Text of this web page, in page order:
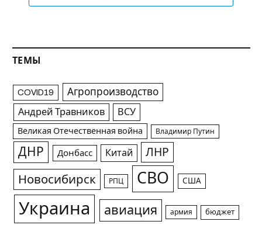
ТЕМЫ
COVID19 Агропроизводство
Андрей Травников ВСУ
Великая Отечественная война Владимир Путин
ДНР Донбасс Китай ЛНР
Новосибирск РПЦ СВО США
Украина авиация армия бюджет